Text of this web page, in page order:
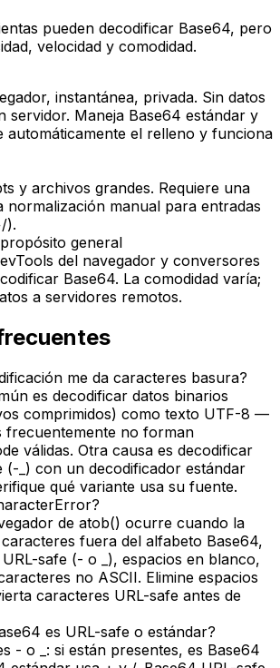
pueden decodificar Base64, pero
velocidad y comodidad.
instantánea, privada. Sin datos
servidor. Maneja Base64 estándar y
automáticamente el relleno y funciona
y archivos grandes. Requiere una
normalización manual para entradas
).
general
del navegador y conversores
Base64. La comodidad varía;
a servidores remotos.
me da caracteres basura?
es decodificar datos binarios
comprimidos) como texto UTF-8 —
frecuentemente no forman
válidas. Otra causa es decodificar
(-_) con un decodificador estándar
qué variante usa su fuente.
de atob() ocurre cuando la
fuera del alfabeto Base64,
safe (- o _), espacios en blanco,
no ASCII. Elimine espacios
caracteres URL-safe antes de
es URL-safe o estándar?
- o _: si están presentes, es Base64